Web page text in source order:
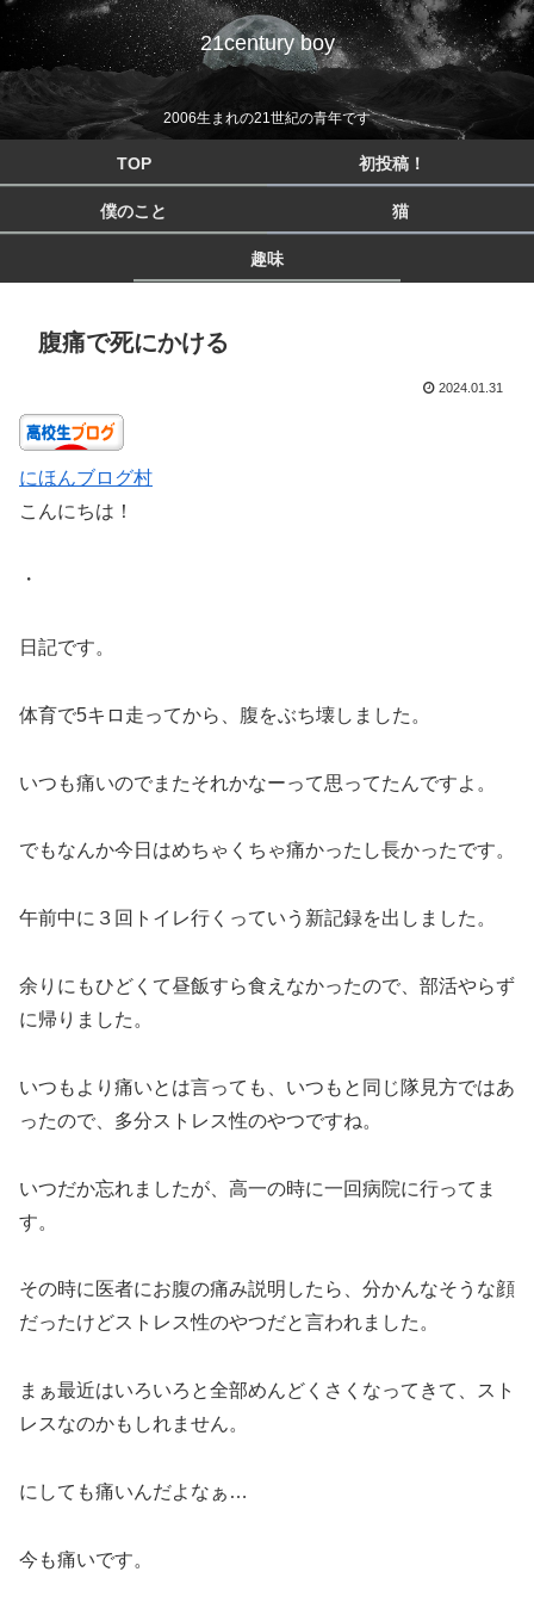
21century boy
2006生まれの21世紀の青年です
TOP 初投稿！
僕のこと 猫
趣味
腹痛で死にかける
2024.01.31
にほんブログ村
こんにちは！
・
日記です。
体育で5キロ走ってから、腹をぶち壊しました。
いつも痛いのでまたそれかなーって思ってたんですよ。
でもなんか今日はめちゃくちゃ痛かったし長かったです。
午前中に３回トイレ行くっていう新記録を出しました。
余りにもひどくて昼飯すら食えなかったので、部活やらず
に帰りました。
いつもより痛いとは言っても、いつもと同じ隊見方ではあ
ったので、多分ストレス性のやつですね。
いつだか忘れましたが、高一の時に一回病院に行ってま
す。
その時に医者にお腹の痛み説明したら、分かんなそうな顔
だったけどストレス性のやつだと言われました。
まぁ最近はいろいろと全部めんどくさくなってきて、スト
レスなのかもしれません。
にしても痛いんだよなぁ…
今も痛いです。